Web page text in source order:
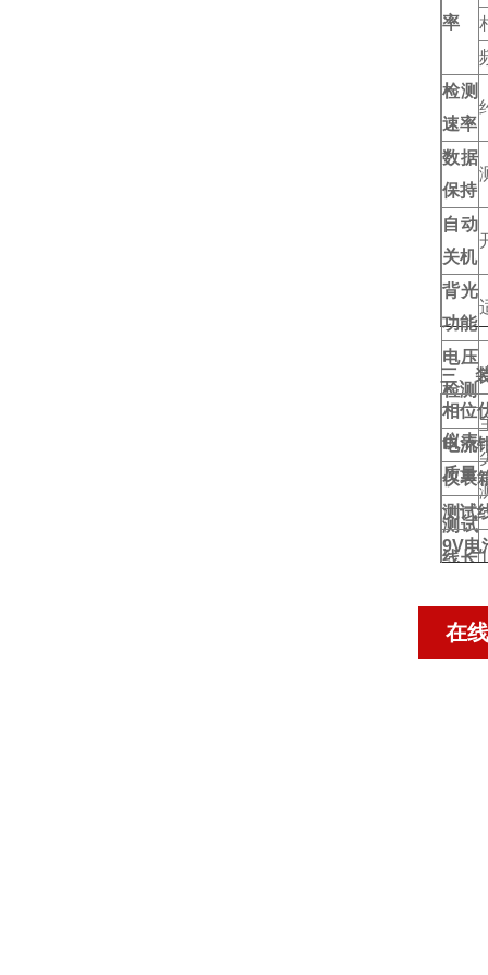
率
检测
速率
数据
保持
自动
关机
背光
功能
电压
检测
仪表
质量
测试
线长
电流
钳线
三、
相位
电流
仪表
测试
9V电
在